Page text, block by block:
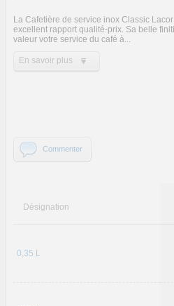
La Cafetière de service inox Classic
excellent rapport qualité-prix. Sa belle
valeur votre service du café à...
En savoir plus
Commenter
Désignation
0,35 L